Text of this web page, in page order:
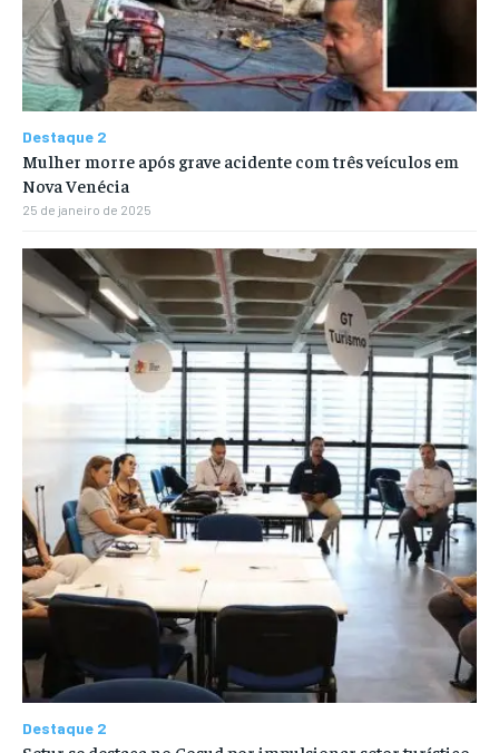
Destaque 2
Mulher morre após grave acidente com três veículos em
Nova Venécia
25 de janeiro de 2025
Destaque 2